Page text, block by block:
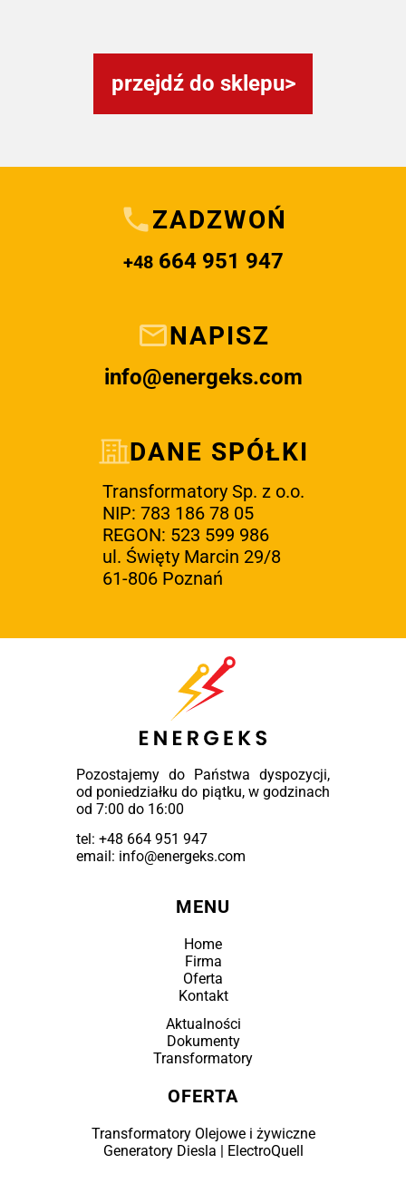
przejdź do sklepu
ZADZWOŃ
+48664 951 947
NAPISZ
info@energeks.com
DANE SPÓŁKI
Transformatory Sp. z o.o.
NIP: 783 186 78 05
REGON: 523 599 986
ul. Święty Marcin 29/8
61-806 Poznań
Pozostajemy do Państwa dyspozycji,
od poniedziałku do piątku, w godzinach
od 7:00 do 16:00
tel: +48 664 951 947
email: info@energeks.com
MENU
Home
Firma
Oferta
Kontakt
Aktualności
Dokumenty
Transformatory
OFERTA
Transformatory Olejowe i żywiczne
Generatory Diesla | ElectroQuell